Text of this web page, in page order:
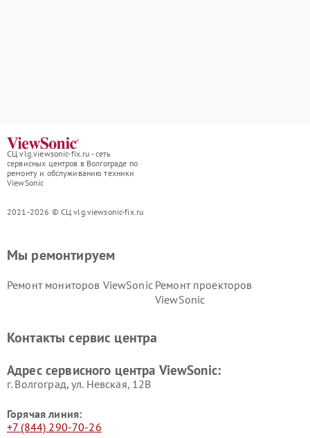
СЦ vlg.viewsonic-fix.ru - сеть
сервисных центров в Волгограде по
ремонту и обслуживанию техники
ViewSonic
2021-2026 © СЦ vlg.viewsonic-fix.ru
Мы ремонтируем
Ремонт мониторов ViewSonic Ремонт проекторов
ViewSonic
Контакты сервис центра
Адрес сервисного центра ViewSonic:
г. Волгоград, ул. Невская, 12В
Горячая линия:
+7 (844) 290-70-26